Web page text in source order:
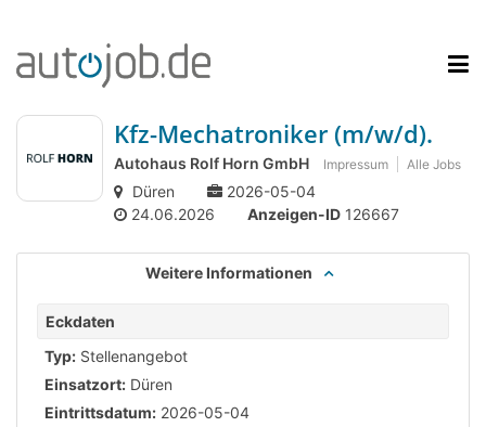
Kfz-Mechatroniker (m/w/d).
Autohaus Rolf Horn GmbH Impressum Alle Jobs
Düren
2026-05-04
24.06.2026
Anzeigen-ID 126667
Weitere Informationen
Eckdaten
Typ: Stellenangebot
Einsatzort: Düren
Eintrittsdatum: 2026-05-04